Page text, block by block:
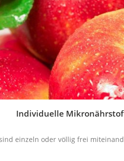
Individuelle
einzeln oder völlig frei